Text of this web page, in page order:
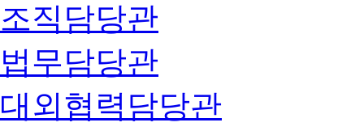
조직담당관
법무담당관
대외협력담당관